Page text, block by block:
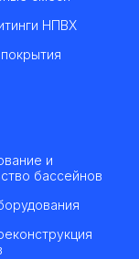
НПВХ
и
бассейнов